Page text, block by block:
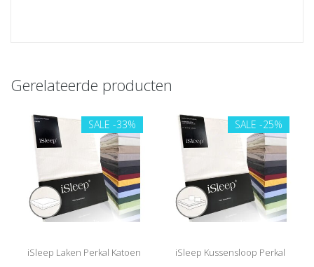
Gerelateerde producten
SALE -33%
iSleep Laken Perkal Katoen
SALE -25%
iSleep Kussensloop Perkal